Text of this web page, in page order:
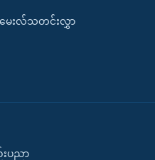
မေးလ်သတင်းလွှာ
းပညာ